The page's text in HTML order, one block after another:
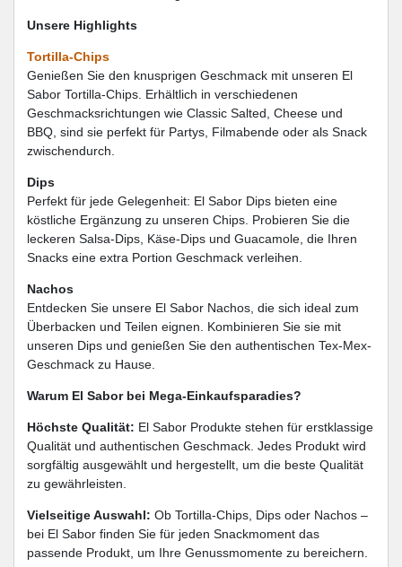
Unsere Highlights
Tortilla-Chips
Genießen Sie den knusprigen Geschmack mit unseren El
Sabor Tortilla-Chips. Erhältlich in verschiedenen
Geschmacksrichtungen wie Classic Salted, Cheese und
BBQ, sind sie perfekt für Partys, Filmabende oder als Snack
zwischendurch.
Dips
Perfekt für jede Gelegenheit: El Sabor Dips bieten eine
köstliche Ergänzung zu unseren Chips. Probieren Sie die
leckeren Salsa-Dips, Käse-Dips und Guacamole, die Ihren
Snacks eine extra Portion Geschmack verleihen.
Nachos
Entdecken Sie unsere El Sabor Nachos, die sich ideal zum
Überbacken und Teilen eignen. Kombinieren Sie sie mit
unseren Dips und genießen Sie den authentischen Tex-Mex-
Geschmack zu Hause.
Warum El Sabor bei Mega-Einkaufsparadies?
Höchste Qualität: El Sabor Produkte stehen für erstklassige
Qualität und authentischen Geschmack. Jedes Produkt wird
sorgfältig ausgewählt und hergestellt, um die beste Qualität
zu gewährleisten.
Vielseitige Auswahl: Ob Tortilla-Chips, Dips oder Nachos –
bei El Sabor finden Sie für jeden Snackmoment das
passende Produkt, um Ihre Genussmomente zu bereichern.